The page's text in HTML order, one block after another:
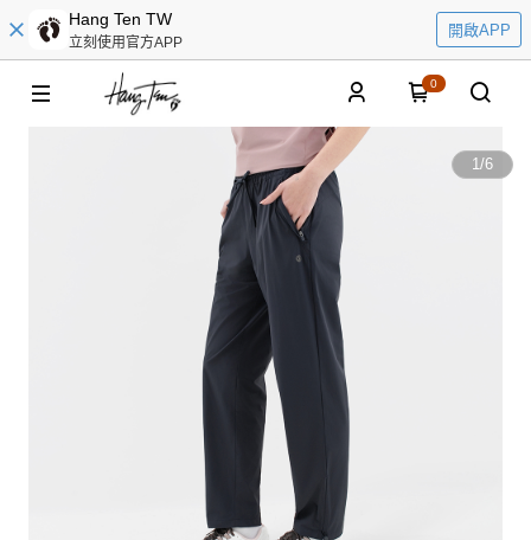
Hang Ten TW
立刻使用官方APP
開啟APP
0
1/6